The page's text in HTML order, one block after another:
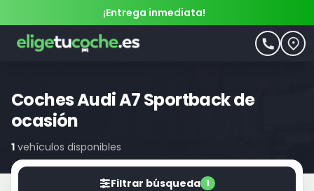
¡Entrega inmediata!
Coches Audi A7 Sportback de
ocasión
1 vehículos disponibles
Filtrar búsqueda 1